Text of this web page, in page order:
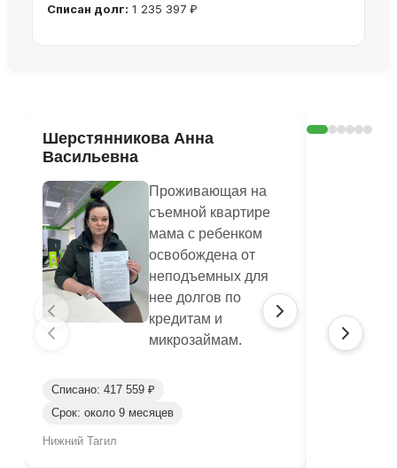
Списан долг: 1 235 397 ₽
Шерстянникова Анна
Васильевна
Проживающая на
съемной квартире
мама с ребенком
освобождена от
неподъемных для
нее долгов по
кредитам и
микрозаймам.
Списано: 417 559 ₽
Срок: около 9 месяцев
Нижний Тагил